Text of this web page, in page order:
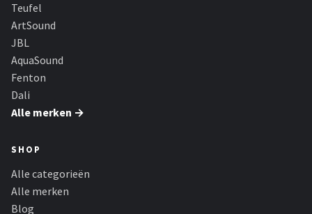
Teufel
ArtSound
JBL
AquaSound
Fenton
Dali
Alle merken →
SHOP
Alle categorieën
Alle merken
Blog